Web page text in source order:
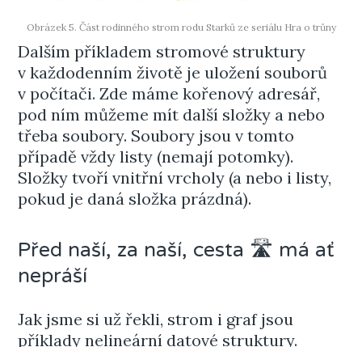
Obrázek 5. Část rodinného strom rodu Starků ze seriálu Hra o trůny
Dalším příkladem stromové struktury
v každodenním životě je uložení souborů
v počítači. Zde máme kořenový adresář,
pod ním můžeme mít další složky a nebo
třeba soubory. Soubory jsou v tomto
případě vždy listy (nemají potomky).
Složky tvoří vnitřní vrcholy (a nebo i listy,
pokud je daná složka prázdná).
Před naší, za naší, cesta 🛣 má ať
nepráší
Jak jsme si už řekli, strom i graf jsou
příklady nelineární datové struktury.